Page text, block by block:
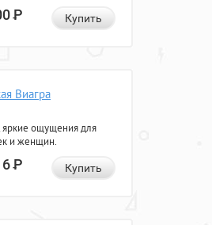
Р Купить
Виагра
ощущения для
и женщин.
Р Купить